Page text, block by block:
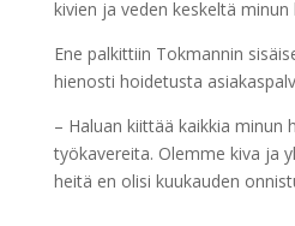
kivien ja veden keskeltä
Ene palkittiin Tokmannin
hienosti hoidetusta
– Haluan kiittää kaikkia minun
työkavereita. Olemme kiva ja
heitä en olisi kuukauden